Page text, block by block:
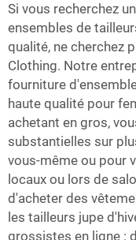
Si vous recherchez
ensembles de
qualité, ne cherchez
Clothing. Notre
fourniture
haute qualité pour
achetant en gros,
substantielles sur
vous-même ou pour
locaux ou lors de
d'acheter des
les tailleurs jupe
grossistes en ligne :